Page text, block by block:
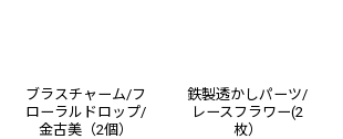
ブラスチャーム/フ
ローラルドロップ/
金古美（2個）
鉄製透かしパーツ/
レースフラワー(2
枚）